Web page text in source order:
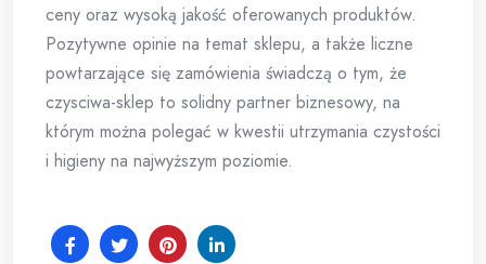
ceny oraz wysoką jakość oferowanych produktów.
Pozytywne opinie na temat sklepu, a także liczne
powtarzające się zamówienia świadczą o tym, że
czysciwa-sklep to solidny partner biznesowy, na
którym można polegać w kwestii utrzymania czystości
i higieny na najwyższym poziomie.